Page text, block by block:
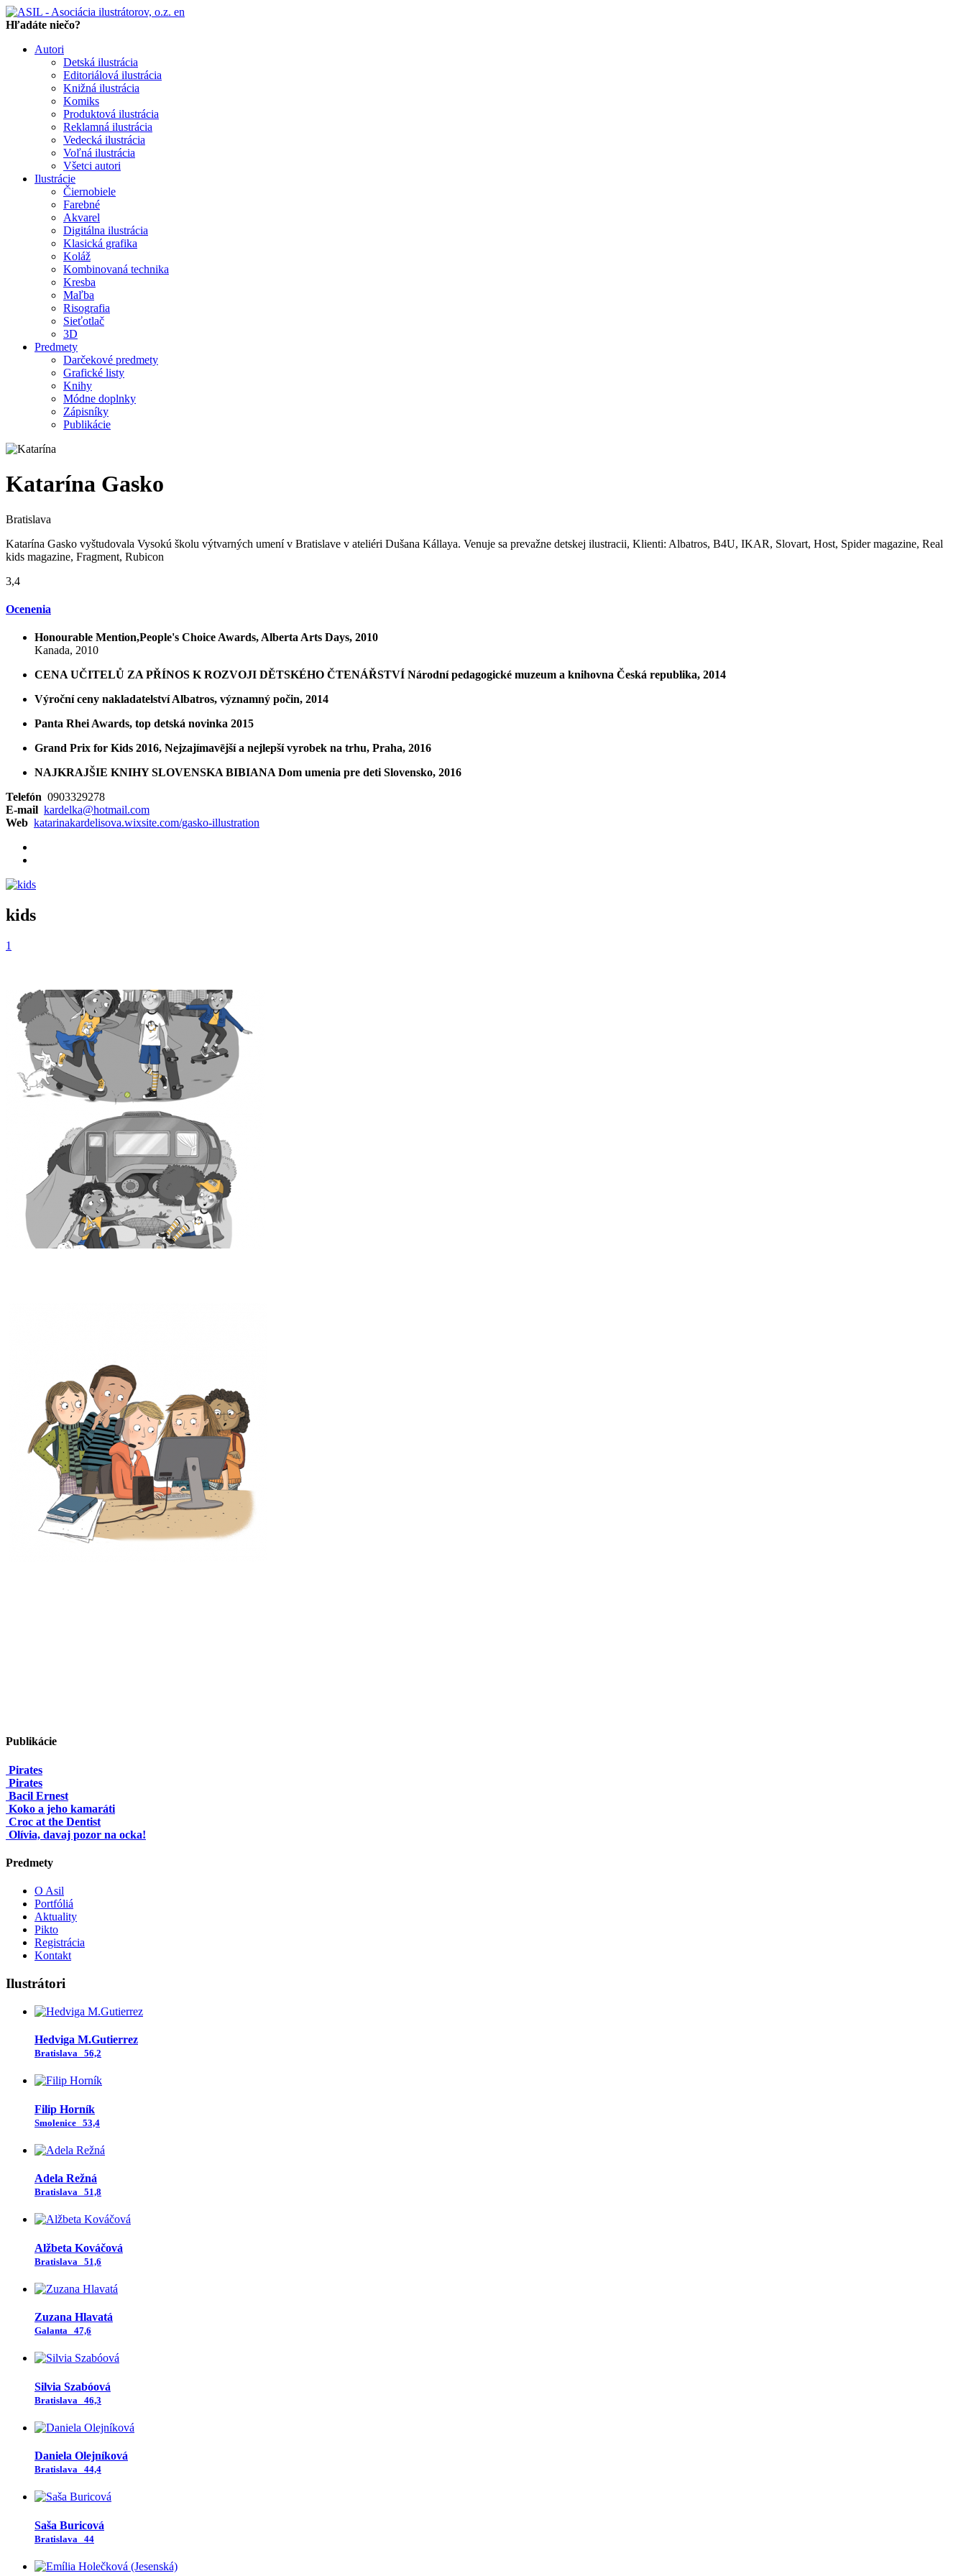
en
Hľadáte niečo?
Autori
Detská ilustrácia
Editoriálová ilustrácia
Knižná ilustrácia
Komiks
Produktová ilustrácia
Reklamná ilustrácia
Vedecká ilustrácia
Voľná ilustrácia
Všetci autori
Ilustrácie
Čiernobiele
Farebné
Akvarel
Digitálna ilustrácia
Klasická grafika
Koláž
Kombinovaná technika
Kresba
Maľba
Risografia
Sieťotlač
3D
Predmety
Darčekové predmety
Grafické listy
Knihy
Módne doplnky
Zápisníky
Publikácie
Katarína Gasko
Bratislava
Katarína Gasko vyštudovala Vysokú školu výtvarných umení v Bratislave v ateliéri Dušana Kállaya. Venuje sa prevažne detskej ilustracii, Klienti: Albatros, B4U, IKAR, Slovart, Host, Spider magazine, Real
kids magazine, Fragment, Rubicon
3,4
Ocenenia
Honourable Mention,People's Choice Awards, Alberta Arts Days, 2010
Kanada, 2010
CENA UČITELŮ ZA PŘÍNOS K ROZVOJI DĚTSKÉHO ČTENÁŘSTVÍ Národní pedagogické muzeum a knihovna Česká republika, 2014
Výroční ceny nakladatelství Albatros, významný počin, 2014
Panta Rhei Awards, top detská novinka 2015
Grand Prix for Kids 2016, Nejzajímavējší a nejlepší vyrobek na trhu, Praha, 2016
NAJKRAJŠIE KNIHY SLOVENSKA BIBIANA Dom umenia pre deti Slovensko, 2016
Telefón 0903329278
E-mail kardelka@hotmail.com
Web katarinakardelisova.wixsite.com/gasko-illustration
kids
1
Publikácie
Pirates
Pirates
Bacil Ernest
Koko a jeho kamaráti
Croc at the Dentist
Olívia, davaj pozor na ocka!
Predmety
O Asil
Portfóliá
Aktuality
Pikto
Registrácia
Kontakt
Ilustrátori
Hedviga M.Gutierrez
Bratislava 56,2
Filip Horník
Smolenice 53,4
Adela Režná
Bratislava 51,8
Alžbeta Kováčová
Bratislava 51,6
Zuzana Hlavatá
Galanta 47,6
Silvia Szabóová
Bratislava 46,3
Daniela Olejníková
Bratislava 44,4
Saša Buricová
Bratislava 44